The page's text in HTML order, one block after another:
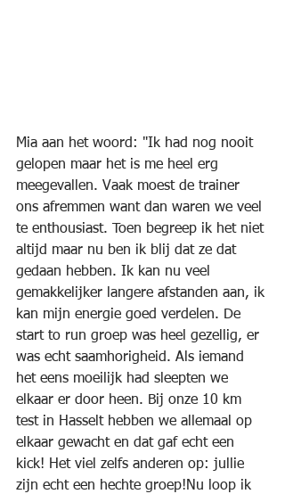
Mia aan het woord: "Ik had nog nooit
gelopen maar het is me heel erg
meegevallen. Vaak moest de trainer
ons afremmen want dan waren we veel
te enthousiast. Toen begreep ik het niet
altijd maar nu ben ik blij dat ze dat
gedaan hebben. Ik kan nu veel
gemakkelijker langere afstanden aan, ik
kan mijn energie goed verdelen. De
start to run groep was heel gezellig, er
was echt saamhorigheid. Als iemand
het eens moeilijk had sleepten we
elkaar er door heen. Bij onze 10 km
test in Hasselt hebben we allemaal op
elkaar gewacht en dat gaf echt een
kick! Het viel zelfs anderen op: jullie
zijn echt een hechte groep!Nu loop ik